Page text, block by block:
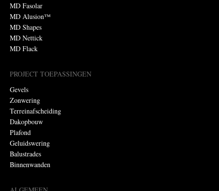
MD Fasolar
MD Alusion™
MD Shapes
MD Nettick
MD Flack
PROJECT TOEPASSINGEN
Gevels
Zonwering
Terreinafscheiding
Dakopbouw
Plafond
Geluidswering
Balustrades
Binnenwanden